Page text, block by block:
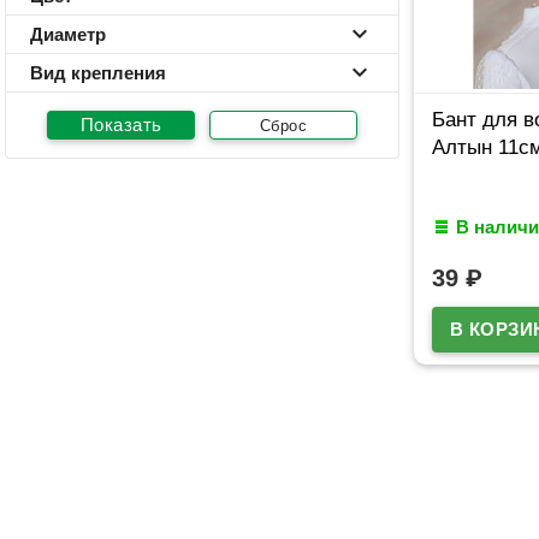
Диаметр
Вид крепления
Сброс
Бант для
Алтын
В
39 ₽